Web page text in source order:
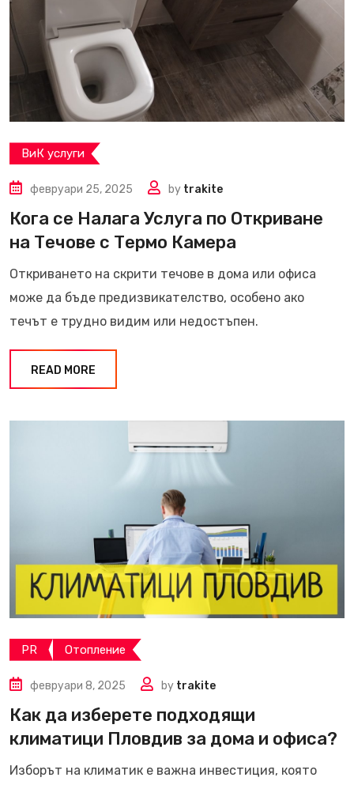
ВиК услуги
февруари 25, 2025 by trakite
Кога се Налага Услуга по Откриване
на Течове с Термо Камера
Откриването на скрити течове в дома или офиса
може да бъде предизвикателство, особено ако
течът е трудно видим или недостъпен.
READ MORE
PR Отопление
февруари 8, 2025 by trakite
Как да изберете подходящи
климатици Пловдив за дома и офиса?
Изборът на климатик е важна инвестиция, която